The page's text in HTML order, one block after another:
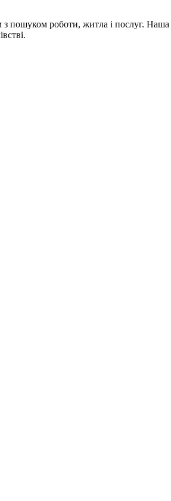
роботи, житла і послуг. Наша